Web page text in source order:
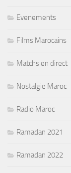
Evenements
Films Marocains
Matchs en direct
Nostalgie Maroc
Radio Maroc
Ramadan 2021
Ramadan 2022